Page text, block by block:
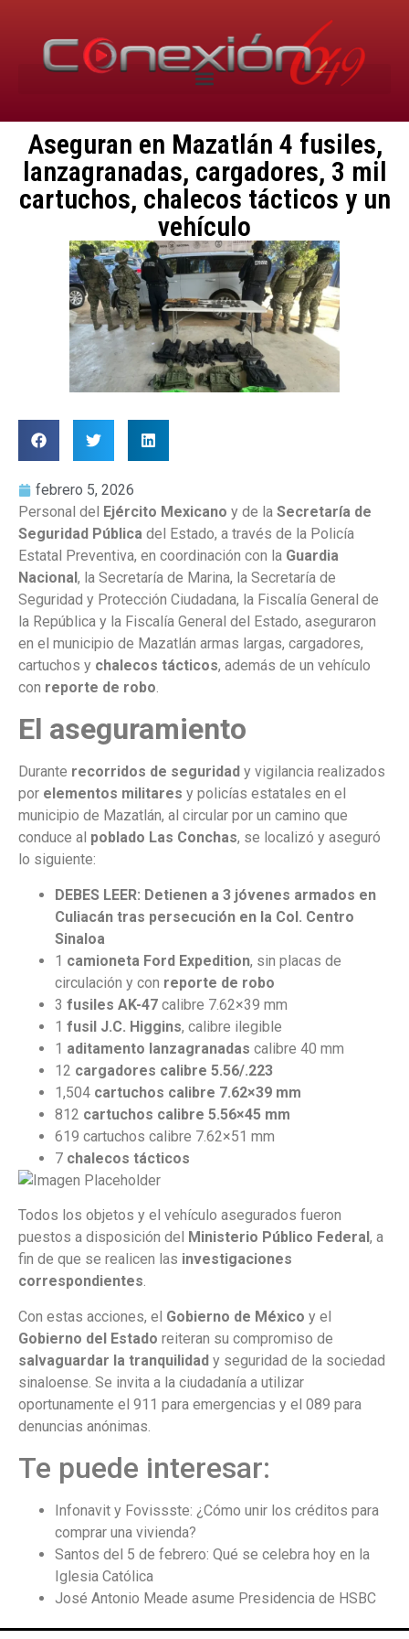
Aseguran en Mazatlán 4 fusiles,
lanzagranadas, cargadores, 3 mil
cartuchos, chalecos tácticos y un
vehículo
febrero 5, 2026
Personal del Ejército Mexicano y de la Secretaría de
Seguridad Pública del Estado, a través de la Policía
Estatal Preventiva, en coordinación con la Guardia
Nacional, la Secretaría de Marina, la Secretaría de
Seguridad y Protección Ciudadana, la Fiscalía General de
la República y la Fiscalía General del Estado, aseguraron
en el municipio de Mazatlán armas largas, cargadores,
cartuchos y chalecos tácticos, además de un vehículo
con reporte de robo.
El aseguramiento
Durante recorridos de seguridad y vigilancia realizados
por elementos militares y policías estatales en el
municipio de Mazatlán, al circular por un camino que
conduce al poblado Las Conchas, se localizó y aseguró
lo siguiente:
DEBES LEER: Detienen a 3 jóvenes armados en
Culiacán tras persecución en la Col. Centro
Sinaloa
1 camioneta Ford Expedition, sin placas de
circulación y con reporte de robo
3 fusiles AK-47 calibre 7.62×39 mm
1 fusil J.C. Higgins, calibre ilegible
1 aditamento lanzagranadas calibre 40 mm
12 cargadores calibre 5.56/.223
1,504 cartuchos calibre 7.62×39 mm
812 cartuchos calibre 5.56×45 mm
619 cartuchos calibre 7.62×51 mm
7 chalecos tácticos
Todos los objetos y el vehículo asegurados fueron
puestos a disposición del
Ministerio Público Federal , a
fin de que se realicen las investigaciones
correspondientes.
Con estas acciones, el Gobierno de México y el
Gobierno del Estado reiteran su compromiso de
salvaguardar la tranquilidad y seguridad de la sociedad
sinaloense. Se invita a la ciudadanía a utilizar
oportunamente el 911 para emergencias y el 089 para
denuncias anónimas.
Te puede interesar:
Infonavit y Fovissste: ¿Cómo unir los créditos para
comprar una vivienda?
Santos del 5 de febrero: Qué se celebra hoy en la
Iglesia Católica
José Antonio Meade asume Presidencia de HSBC